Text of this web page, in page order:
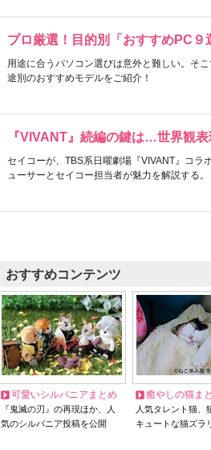
プロ厳選！目的別「おすすめPC９
用途に合うパソコン選びは意外と難しい。そ
途別のおすすめモデルをご紹介！
『VIVANT』続編の鍵は…世界観
セイコーが、TBS系日曜劇場『VIVANT』コラ
ューサーとセイコー担当者が魅力を解説する。
おすすめコンテンツ
可愛いシルバニアまとめ
『鬼滅の刃』の再現ほか、人
気のシルバニア投稿を公開
癒やしの猫ま
人気タレント猫
キュートな猫ズラ